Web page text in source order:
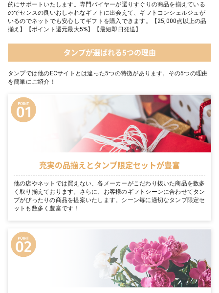
的にサポートいたします。専門バイヤーが選りすぐりの商品を揃えている
のでセンスの良いおしゃれなギフトに出会えて、ギフトコンシェルジュが
いるのでネットでも安心してギフトを購入できます。【25,000点以上の品
揃え】【ポイント還元最大5%】【最短即日発送】
タンプが選ばれる5つの理由
タンプでは他のECサイトとは違った5つの特徴があります。その5つの理由
を簡単にご紹介！
充実の品揃えとタンプ限定セットが豊富
他の店やネットでは買えない、各メーカーがこだわり抜いた商品を数多
く取り揃えております。さらに、お客様のギフトシーンに合わせてタン
プがぴったりの商品を提案いたします。シーン毎に適切なタンプ限定セ
ットも数多く豊富です！